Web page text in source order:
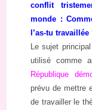
conflit
monde :
l’as-tu travaillée
Le sujet
utilisé comme
République
prévu de mettre
de travailler le